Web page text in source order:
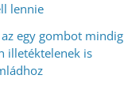
lennie
az egy gombot mindig
illetéktelenek is